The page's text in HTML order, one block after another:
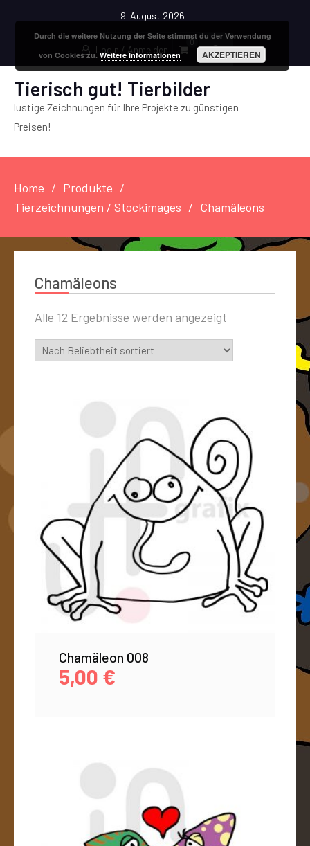
9. August 2026
Login / Anmelden
0
Tierisch gut! Tierbilder
lustige Zeichnungen für Ihre Projekte zu günstigen
Preisen!
Home
Produkte
Tierzeichnungen / Stockimages
Chamäleons
Chamäleons
Alle 12 Ergebnisse werden angezeigt
Chamäleon 008
5,00 €
Durch die weitere Nutzung der Seite stimmst du der Verwendung
von Cookies zu.Weitere Informationen AKZEPTIEREN